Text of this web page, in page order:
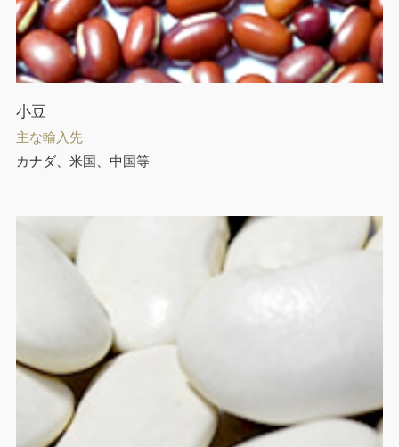
小豆
主な輸入先
カナダ、米国、中国等